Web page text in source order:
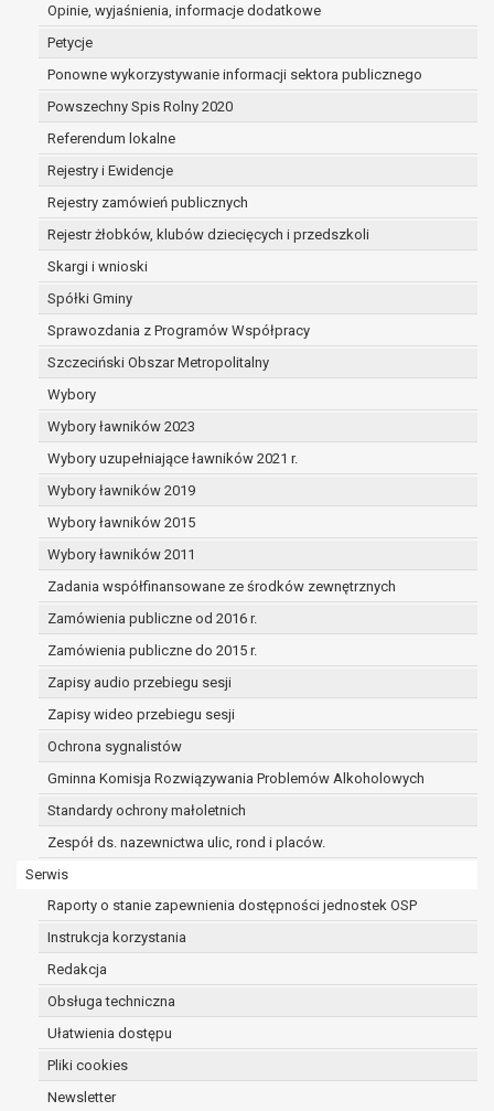
Opinie, wyjaśnienia, informacje dodatkowe
Petycje
Ponowne wykorzystywanie informacji sektora publicznego
Powszechny Spis Rolny 2020
Referendum lokalne
Rejestry i Ewidencje
Rejestry zamówień publicznych
Rejestr żłobków, klubów dziecięcych i przedszkoli
Skargi i wnioski
Spółki Gminy
Sprawozdania z Programów Współpracy
Szczeciński Obszar Metropolitalny
Wybory
Wybory ławników 2023
Wybory uzupełniające ławników 2021 r.
Wybory ławników 2019
Wybory ławników 2015
Wybory ławników 2011
Zadania współfinansowane ze środków zewnętrznych
Zamówienia publiczne od 2016 r.
Zamówienia publiczne do 2015 r.
Zapisy audio przebiegu sesji
Zapisy wideo przebiegu sesji
Ochrona sygnalistów
Gminna Komisja Rozwiązywania Problemów Alkoholowych
Standardy ochrony małoletnich
Zespół ds. nazewnictwa ulic, rond i placów.
Serwis
Raporty o stanie zapewnienia dostępności jednostek OSP
Instrukcja korzystania
Redakcja
Obsługa techniczna
Ułatwienia dostępu
Pliki cookies
Newsletter
dane są nieprawidłowe lub
prawo do żądania usunięcia danych
osobowych (tzw. prawo do bycia
zapomnianym) na podstawie art. 17 RODO,
w przypadku gdy:
dane nie są już niezbędne do celów,
dla których były zebrane lub w inny
sposób przetwarzane,
osoba, której dane dotyczą, wniosła
sprzeciw wobec przetwarzania
danych osobowych,
zgodę na przetwarzanie danych
osobowych, która jest podstawą
przetwarzania danych i nie ma innej
danych,
dane osobowe przetwarzane są
niezgodnie z prawem,
dane osobowe muszą być usunięte w
celu wywiązania się z obowiązku
prawo do żądania ograniczenia
przetwarzania danych osobowych na
podstawie art. 18 RODO, w przypadku gdy:
osoba, której dane dotyczą
kwestionuje prawidłowość danych
osobowych – na okres pozwalający
administratorowi sprawdzić
przetwarzanie danych jest niezgodne
z prawem, a osoba, której dane
dotyczą, sprzeciwia się usunięciu
danych, żądając w zamian ich
ograniczenia,
danych dla swoich celów, ale osoba,
której dane dotyczą, potrzebuje ich do
ustalenia, obrony lub dochodzenia
roszczeń,
osoba, której dane dotyczą, wniosła
sprzeciw wobec przetwarzania
danych - do czasu ustalenia czy
prawnie uzasadnione podstawy po